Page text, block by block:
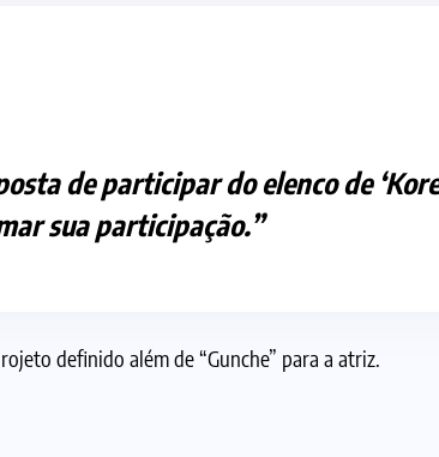
de participar do elenco de
sua participação.”
definido além de “Gunche” para a atriz.